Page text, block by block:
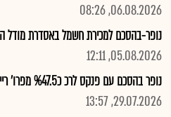
06.08.2026, 08:26
נופר-בהסכם למכירת חשמל באסדרת מודל
05.08.2026, 12:11
נופר בהסכם עם פנקס לרכ כ%47.5 מפרו' ריינדיר+%35במיזם נוסף,המשך
29.07.2026, 13:57